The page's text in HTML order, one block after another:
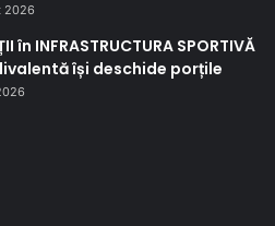
2026
în INFRASTRUCTURA SPORTIVĂ
își deschide porțile